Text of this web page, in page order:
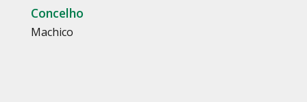
Concelho
Machico